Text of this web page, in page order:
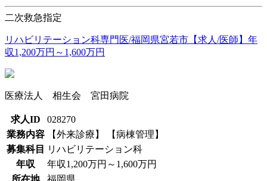
二次救急指定
リハビリテーション科専門医/福岡県宮若市【求人/医師】年
収1,200万円～1,600万円
医療法人 相生会 宮田病院
求人ID
028270
業務内容
【外来診療】 【病棟管理】
募集科目
リハビリテーション科
年収
年収1,200万円～1,600万円
所在地
福岡県